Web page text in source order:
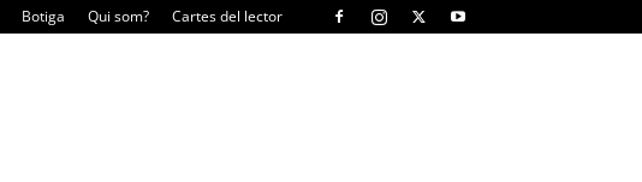
Botiga Qui som? Cartes del lector